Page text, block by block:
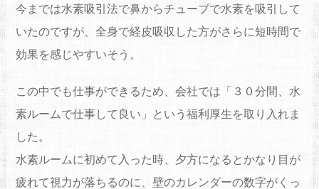
今までは水素吸引法で鼻からチューブで水素を吸引して
いたのですが、全身で経皮吸収した方がさらに短時間で
効果を感じやすいそう。
この中でも仕事ができるため、会社では「３０分間、水
素ルームで仕事して良い」という福利厚生を取り入れま
した。
水素ルームに初めて入った時、夕方になるとかなり目が
疲れて視力が落ちるのに、壁のカレンダーの数字がくっ